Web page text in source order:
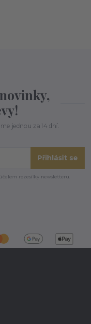
jednou za 14 dní.
Přihlásit se
rozesílky newsletteru.